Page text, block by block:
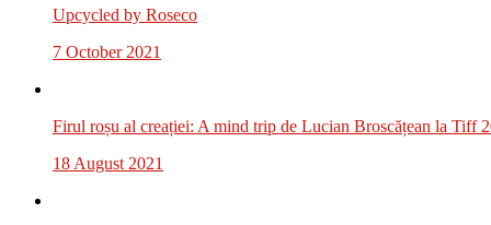
Upcycled by Roseco
7 October 2021
Firul roșu al creației: A mind trip de Lucian Broscățean la Tiff
18 August 2021